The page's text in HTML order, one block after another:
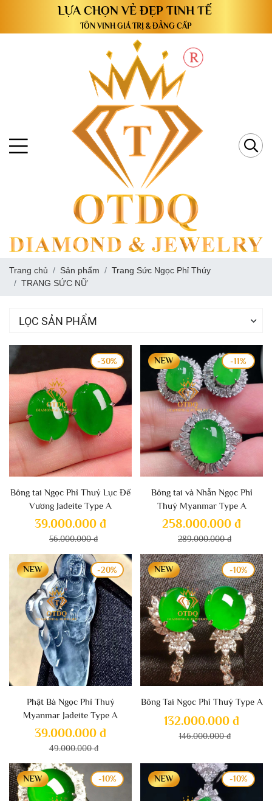
TÔN VINH GIÁ TRỊ & ĐẲNG CẤP
Trang chủ Sản phẩm
Trang Sức Ngọc Phỉ Thúy
TRANG SỨC NỮ
LỌC SẢN PHẨM
-30%
Bông tai Ngọc Phỉ Thuý Lục Đế
Vương Jadeite Type A
39.000.000 đ
56.000.000 đ
-11%
Bông tai và Nhẫn Ngọc Phỉ
Thuý Myanmar Type A
258.000.000 đ
289.000.000 đ
-20%
Phật Bà Ngọc Phỉ Thuý
Myanmar Jadeite Type A
39.000.000 đ
49.000.000 đ
-10%
Bông Tai Ngọc Phỉ Thuý Type A
132.000.000 đ
146.000.000 đ
-10% -10%